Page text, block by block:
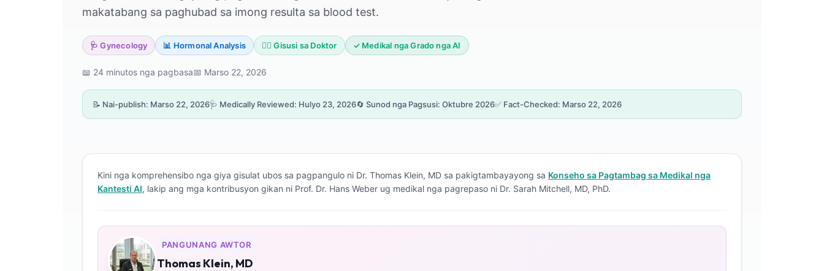
makatabang sa paghubad sa imong resulta sa blood test.
🩺 Gynecology 📊 Hormonal Analysis 👨‍⚕️ Gisusi sa Doktor ✓ Medikal nga Grado nga AI
📖 24 minutos nga pagbasa📅 Marso 22, 2026
📝 Nai-publish: Marso 22, 2026🩺 Medically Reviewed: Hulyo 23, 2026🔄 Sunod nga Pagsusi: Oktubre 2026✅ Fact-Checked: Marso 22, 2026
Kini nga komprehensibo nga giya gisulat ubos sa pagpangulo ni Dr. Thomas Klein, MD sa pakigtambayayong sa Konseho sa Pagtambag sa Medikal nga
Kantesti AI, lakip ang mga kontribusyon gikan ni Prof. Dr. Hans Weber ug medikal nga pagrepaso ni Dr. Sarah Mitchell, MD, PhD.
PANGUNANG AWTOR
Thomas Klein, MD